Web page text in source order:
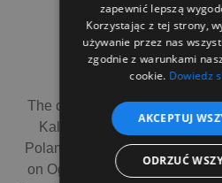
How to
The company's headquarters
Kalisz, in Opatówek. It's a
Poland Voivodeship. Our
on Ogrodowa Street 71. It's
zapewnić lepszą
Korzystając z tej strony,
używanie przez nas
zgodnie z warunkami
cookie. Dowiedz
AKCEPTUJ
ODRZUĆ